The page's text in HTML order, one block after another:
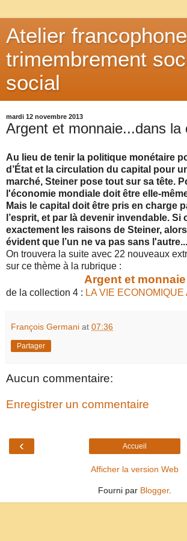
Atelier
trimembrement
social
mardi 12 novembre 2013
Argent et monnaie...dans la
Au lieu de tenir la politique monétaire
d’État et la circulation du capital pour
marché, Steiner pose tout sur sa tête.
l'économie mondiale doit être elle-
Mais le capital doit être pris en charge
l’esprit, et par là devenir invendable. Si
exactement les raisons de Steiner,
évident que l’un ne va pas sans l'autre...
On trouvera la suite avec 22 nouveaux
sur ce thème à la rubrique :
Argent et monnaie
de la collection 4 : LA VIE
François Germani at 07:36
Partager
Aucun commentaire:
Enregistrer un commentaire
‹ Accueil
Afficher la version Web
Fourni par Blogger.